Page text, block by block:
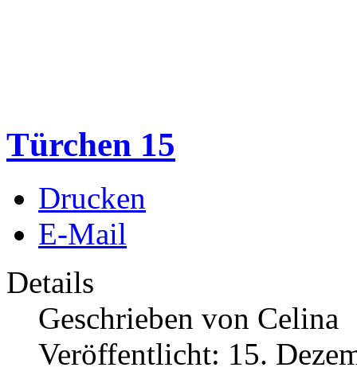
Türchen 15
Drucken
E-Mail
Details
Geschrieben von Celina
Veröffentlicht: 15.